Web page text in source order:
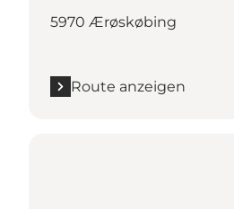
5970 Ærøskøbing
Route anzeigen